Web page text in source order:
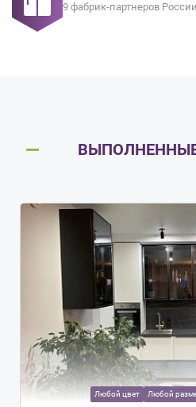
9 фабрик-партнеров
Любой цвет Любой